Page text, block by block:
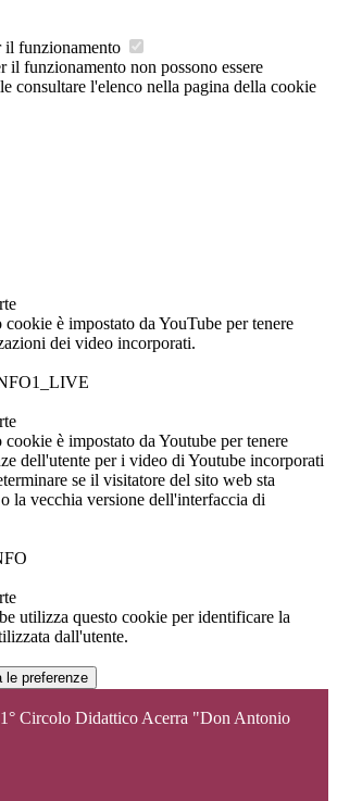
il funzionamento
il funzionamento non possono essere
consultare l'elenco nella pagina della cookie
cookie è impostato da YouTube per tenere
dei video incorporati.
cookie è impostato da Youtube per tenere
dell'utente per i video di Youtube incorporati
se il visitatore del sito web sta
la vecchia versione dell'interfaccia di
utilizza questo cookie per identificare la
dall'utente.
le preferenze
1° Circolo Didattico Acerra "Don Antonio